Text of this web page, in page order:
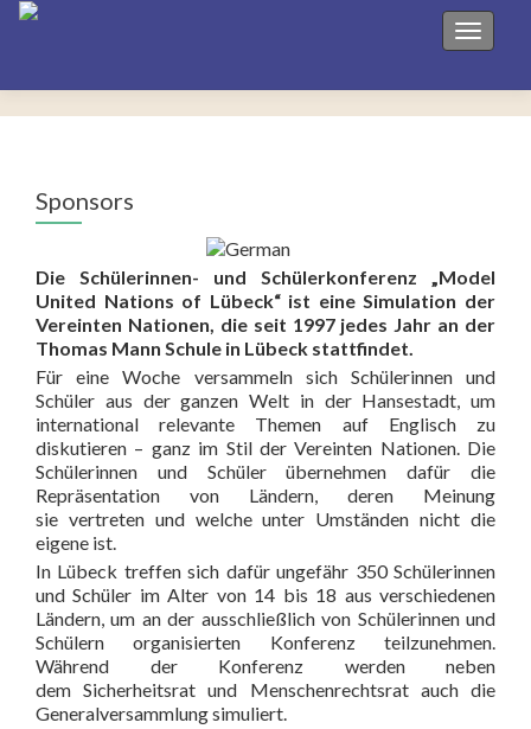
Toggle
Sponsors
Die Schülerinnen- und Schülerkonferenz „Model
United Nations of Lübeck“ ist eine Simulation der
Vereinten Nationen, die seit 1997 jedes Jahr an der
Thomas Mann Schule in Lübeck stattfindet.
Für eine Woche versammeln sich Schülerinnen und
Schüler aus der ganzen Welt in der Hansestadt, um
international relevante Themen auf Englisch zu
diskutieren – ganz im Stil der Vereinten Nationen. Die
Schülerinnen und Schüler übernehmen dafür die
Repräsentation von Ländern, deren Meinung
sie vertreten und welche unter Umständen nicht die
eigene ist.
In Lübeck treffen sich dafür ungefähr 350 Schülerinnen
und Schüler im Alter von 14 bis 18 aus verschiedenen
Ländern, um an der ausschließlich von Schülerinnen und
Schülern organisierten Konferenz teilzunehmen.
Während der Konferenz werden neben
dem Sicherheitsrat und Menschenrechtsrat auch die
Generalversammlung simuliert.